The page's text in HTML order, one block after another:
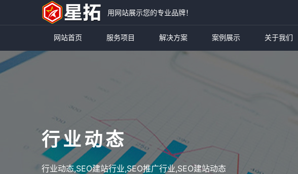
用网站展示您的专业品牌！
网站首页 服务项目 解决方案 案例展示 关于我们
行业动态
行业动态,SEO建站行业,SEO推广行业,SEO建站动态